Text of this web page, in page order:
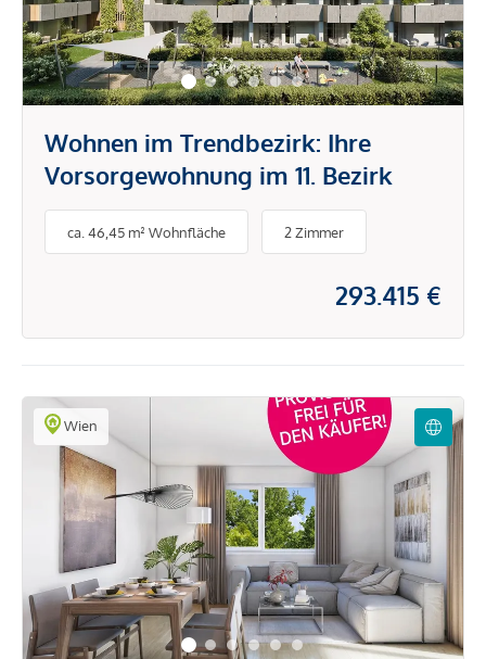
Wohnen im Trendbezirk: Ihre
Vorsorgewohnung im 11. Bezirk
ca. 46,45 m² Wohnfläche 2 Zimmer
293.415 €
Wien